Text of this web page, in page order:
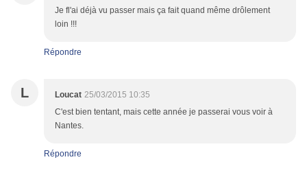
Je fl'ai déjà vu passer mais ça fait quand même drôlement
loin !!!
Répondre
L Loucat 25/03/2015 10:35
C'est bien tentant, mais cette année je passerai vous voir à
Nantes.
Répondre